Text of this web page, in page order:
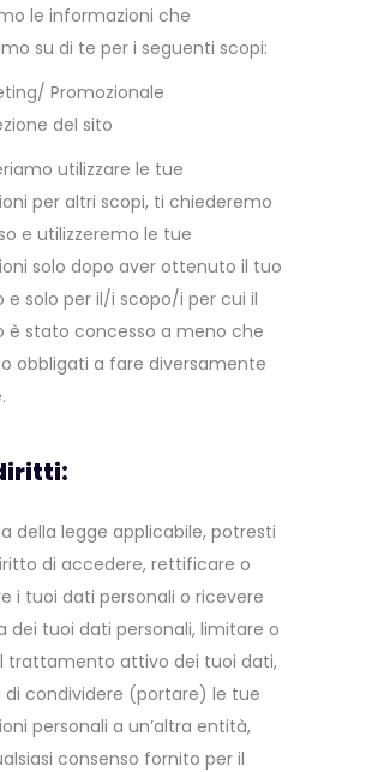
le informazioni che
su di te per i seguenti scopi:
Promozionale
del sito
utilizzare le tue
per altri scopi, ti chiederemo
e utilizzeremo le tue
solo dopo aver ottenuto il tuo
e solo per il/i scopo/i per cui il
è stato concesso a meno che
obbligati a fare diversamente
della legge applicabile, potresti
di accedere, rettificare o
i tuoi dati personali o ricevere
dei tuoi dati personali, limitare o
trattamento attivo dei tuoi dati,
di condividere (portare) le tue
personali a un’altra entità,
consenso fornito per il